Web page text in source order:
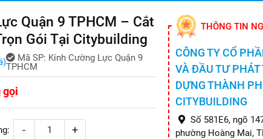
Quận 9 TPHCM – Cắt
Gói Tại Citybuilding
) Mã SP: Kính Cường Lực Quận 9
TPHCM
gọi
- +
THÔNG TIN
CÔNG TY CỔ
VÀ ĐẦU TƯ PHÁT
DỰNG THÀNH
CITYBUILDING
Số 581E6, ngõ
phường Hoàng Mai,